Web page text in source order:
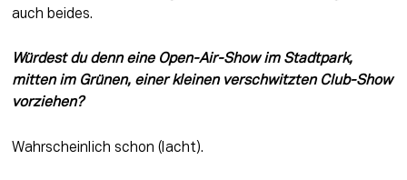
auch beides.
Würdest du denn eine Open-Air-Show im Stadtpark,
mitten im Grünen, einer kleinen verschwitzten Club-Show
vorziehen?
Wahrscheinlich schon (lacht).